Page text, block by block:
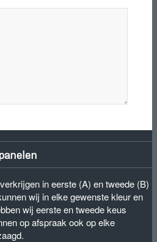
in eerste (A) en tweede (B)
wij in elke gewenste kleur en
wij eerste en tweede keus
op afspraak ook op elke